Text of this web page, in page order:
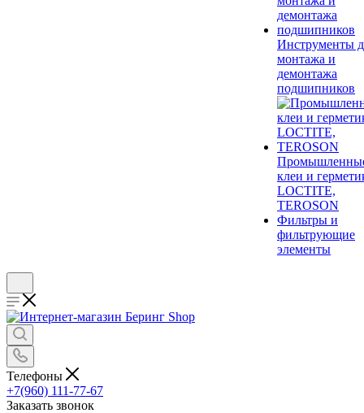
Инструменты
монтажа и
демонтажа
подшипников
клеи и
LOCTITE,
TEROSON
Фильтры и
фильтрующие
элементы
Телефоны
+7(960) 111-77-67
Заказать звонок